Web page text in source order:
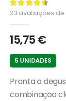
4.70de 5
23 avaliações de
15,75€
5 UNIDADES
Pronta a
combinação